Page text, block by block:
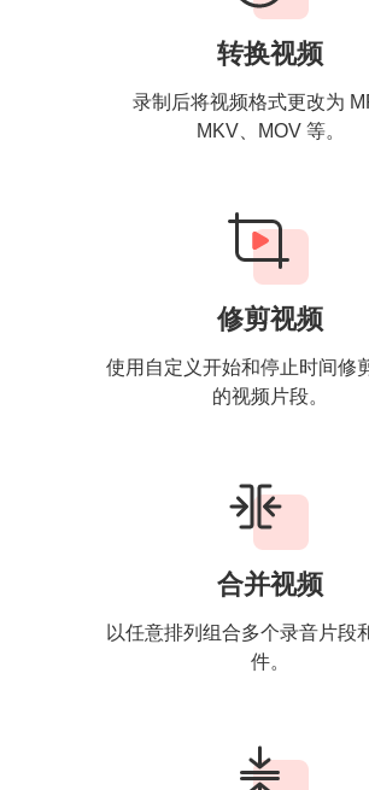
转换视频
录制后将视频格式更改为
MKV、MOV 等。
修剪视频
使用自定义开始和停止时间修
的视频片段。
合并视频
以任意排列组合多个录音片段
件。